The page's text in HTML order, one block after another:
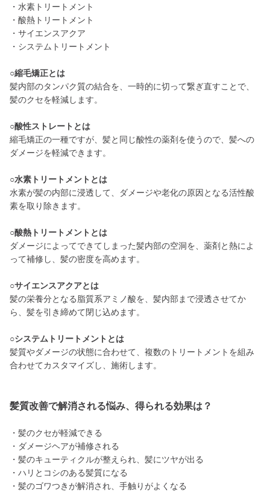
・水素トリートメント
・酸熱トリートメント
・サイエンスアクア
・システムトリートメント
○縮毛矯正とは
髪内部のタンパク質の結合を、一時的に切って繋ぎ直すことで、
髪のクセを軽減します。
○酸性ストレートとは
縮毛矯正の一種ですが、髪と同じ酸性の薬剤を使うので、髪への
ダメージを軽減できます。
○水素トリートメントとは
水素が髪の内部に浸透して、ダメージや老化の原因となる活性酸
素を取り除きます。
○酸熱トリートメントとは
ダメージによってできてしまった髪内部の空洞を、薬剤と熱によ
って補修し、髪の密度を高めます。
○サイエンスアクアとは
髪の栄養分となる脂質系アミノ酸を、髪内部まで浸透させてか
ら、髪を引き締めて閉じ込めます。
○システムトリートメントとは
髪質やダメージの状態に合わせて、複数のトリートメントを組み
合わせてカスタマイズし、施術します。
髪質改善で解消される悩み、得られる効果は？
・髪のクセが軽減できる
・ダメージヘアが補修される
・髪のキューティクルが整えられ、髪にツヤが出る
・ハリとコシのある髪質になる
・髪のゴワつきが解消され、手触りがよくなる